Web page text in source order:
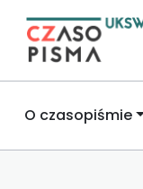
O czasopiśmie